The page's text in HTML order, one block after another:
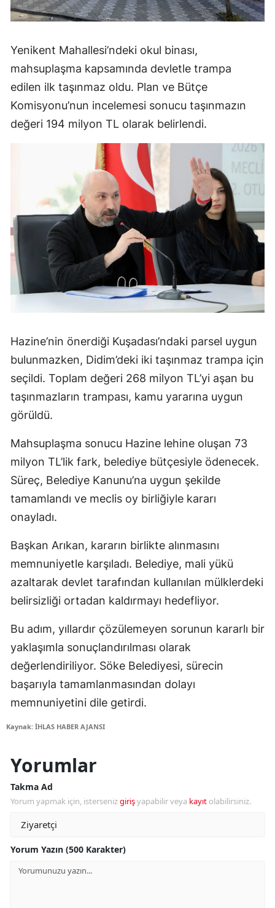
Yenikent Mahallesi’ndeki okul binası,
mahsuplaşma kapsamında devletle trampa
edilen ilk taşınmaz oldu. Plan ve Bütçe
Komisyonu’nun incelemesi sonucu taşınmazın
değeri 194 milyon TL olarak belirlendi.
Hazine’nin önerdiği Kuşadası’ndaki parsel uygun
bulunmazken, Didim’deki iki taşınmaz trampa için
seçildi. Toplam değeri 268 milyon TL’yi aşan bu
taşınmazların trampası, kamu yararına uygun
görüldü.
Mahsuplaşma sonucu Hazine lehine oluşan 73
milyon TL’lik fark, belediye bütçesiyle ödenecek.
Süreç, Belediye Kanunu’na uygun şekilde
tamamlandı ve meclis oy birliğiyle kararı
onayladı.
Başkan Arıkan, kararın birlikte alınmasını
memnuniyetle karşıladı. Belediye, mali yükü
azaltarak devlet tarafından kullanılan mülklerdeki
belirsizliği ortadan kaldırmayı hedefliyor.
Bu adım, yıllardır çözülemeyen sorunun kararlı bir
yaklaşımla sonuçlandırılması olarak
değerlendiriliyor. Söke Belediyesi, sürecin
başarıyla tamamlanmasından dolayı
memnuniyetini dile getirdi.
Kaynak: İHLAS HABER AJANSI
Yorumlar
Takma Ad
Yorum yapmak için, istersenizgirişyapabilir veya kayıt olabilirsiniz.
Yorum Yazın (500 Karakter)